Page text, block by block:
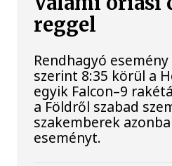
reggel
Rendhagyó
szerint 8:35 körül a
egyik Falcon–9
a Földről szabad
szakemberek
eseményt.